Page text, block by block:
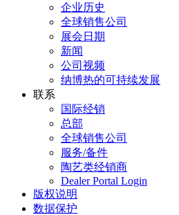
企业历史
全球销售公司
展会日期
新闻
公司视频
纳博热的可持续发展
联系
国际经销
总部
全球销售公司
服务/备件
陶艺类经销商
Dealer Portal Login
版权说明
数据保护